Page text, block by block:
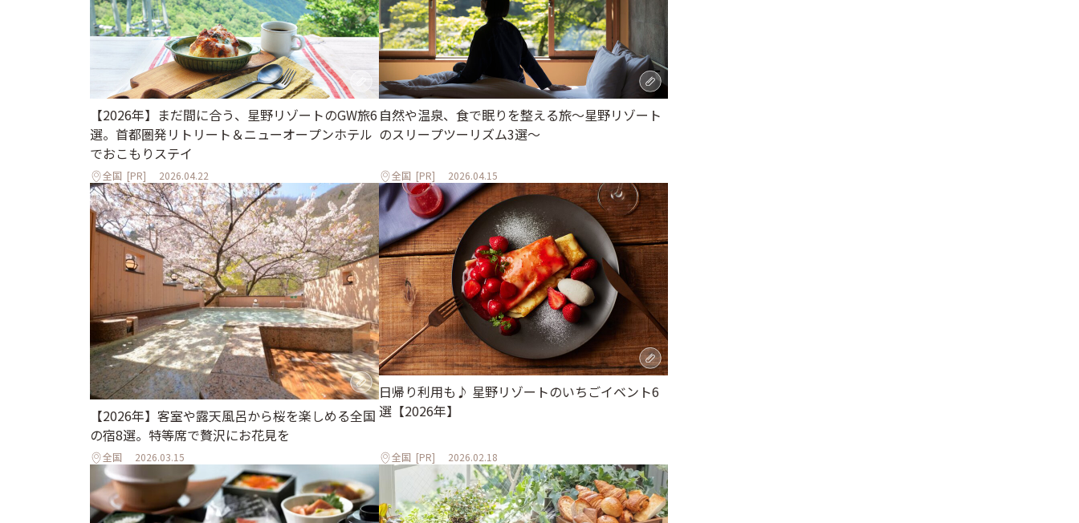
【2026年】まだ間に合う、星野リゾートのGW旅6
選。首都圏発リトリート＆ニューオープンホテル
でおこもりステイ
全国 [PR] 2026.04.22
自然や温泉、食で眠りを整える旅～星野リゾート
のスリープツーリズム3選～
全国 [PR] 2026.04.15
【2026年】客室や露天風呂から桜を楽しめる全国
の宿8選。特等席で贅沢にお花見を
全国 2026.03.15
日帰り利用も♪ 星野リゾートのいちごイベント6
選【2026年】
全国 [PR] 2026.02.18